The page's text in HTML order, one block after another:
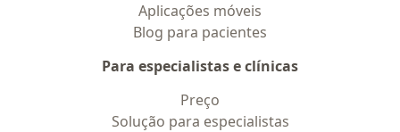
Aplicações móveis
Blog para pacientes
Para especialistas e clínicas
Preço
Solução para especialistas